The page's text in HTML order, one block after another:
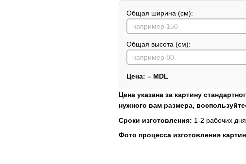
Общая ширина (см):
Общая высота (см):
Цена: – MDL
Цена указана за картину
нужного вам размера,
Сроки изготовления: 1-2 рабочих дня
Фото процесса изготовления